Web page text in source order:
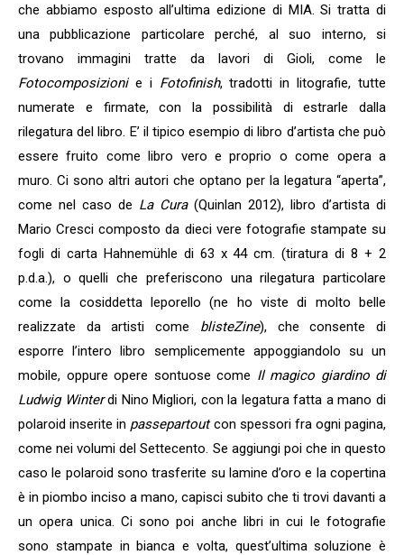
che abbiamo esposto all’ultima edizione di MIA. Si tratta di
una pubblicazione particolare perché, al suo interno, si
trovano immagini tratte da lavori di Gioli, come le
Fotocomposizionie i Fotofinish, tradotti in litografie, tutte
numerate e firmate, con la possibilità di estrarle dalla
rilegatura del libro. E’ il tipico esempio di libro d’artista che può
essere fruito come libro vero e proprio o come opera a
muro. Ci sono altri autori che optano per la legatura “aperta”,
come nel caso de La Cura(Quinlan 2012), libro d’artista di
Mario Cresci composto da dieci vere fotografie stampate su
fogli di carta Hahnemühle di 63 x 44 cm. (tiratura di 8 + 2
p.d.a.), o quelli che preferiscono una rilegatura particolare
come la cosiddetta leporello (ne ho viste di molto belle
realizzate da artisti come blisteZine), che consente di
esporre l’intero libro semplicemente appoggiandolo su un
mobile, oppure opere sontuose come Il magico giardino di
Ludwig Winterdi Nino Migliori, con la legatura fatta a mano di
polaroid inserite in passepartoutcon spessori fra ogni pagina,
come nei volumi del Settecento. Se aggiungi poi che in questo
caso le polaroid sono trasferite su lamine d’oro e la copertina
è in piombo inciso a mano, capisci subito che ti trovi davanti a
un opera unica. Ci sono poi anche libri in cui le fotografie
sono stampate in bianca e volta, quest’ultima soluzione è